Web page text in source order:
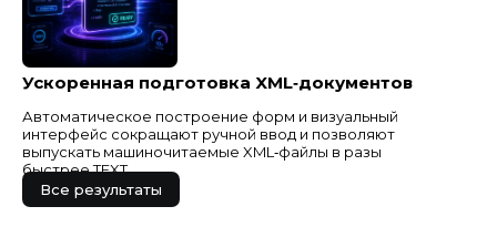
Ускоренная подготовка XML‑документов
Автоматическое построение форм и визуальный
интерфейс сокращают ручной ввод и позволяют
выпускать машиночитаемые XML‑файлы в разы
быстрее.TEXT
Все результаты